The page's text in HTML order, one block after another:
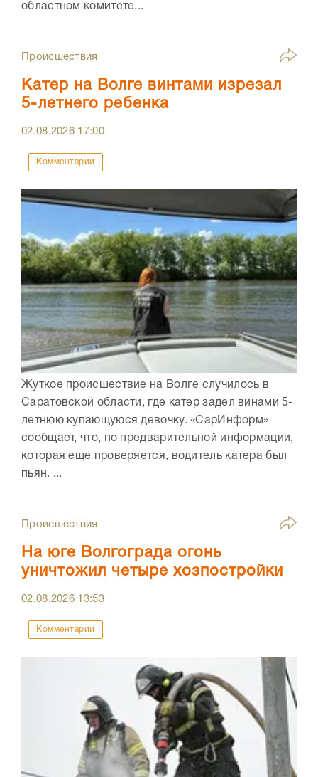
областном комитете...
Происшествия
Катер на Волге винтами изрезал
5-летнего ребенка
02.08.2026 17:00
Комментарии
Жуткое происшествие на Волге случилось в
Саратовской области, где катер задел винами 5-
летнюю купающуюся девочку. «СарИнформ»
сообщает, что, по предварительной информации,
которая еще проверяется, водитель катера был
пьян. ...
Происшествия
На юге Волгограда огонь
уничтожил четыре хозпостройки
02.08.2026 13:53
Комментарии